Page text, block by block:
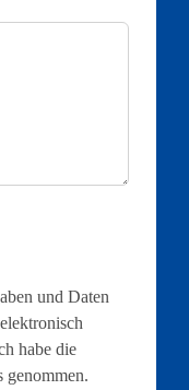
und Daten
habe die